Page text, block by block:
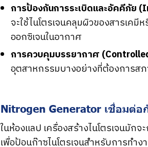
การป้องกันการระเบิดและอัคคีภัย
จะใช้ไนโตรเจนคลุมผิวของสารเคมี
ออกซิเจนในอากาศ
การควบคุมบรรยากาศ
อุตสาหกรรมบางอย่างที่ต้องการส
Nitrogen Generator เชื่อมต่อ
ในห้องแลป เครื่องสร้างไนโตรเจนมัก
เพื่อป้อนก๊าซไนโตรเจนสำหรับการทำ